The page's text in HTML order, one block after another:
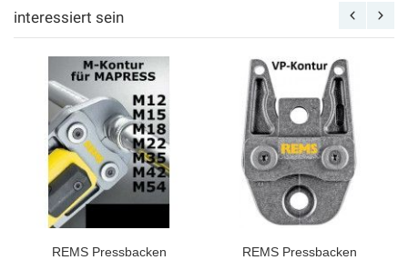
interessiert sein
REMS Pressbacken
REMS Pressbacken